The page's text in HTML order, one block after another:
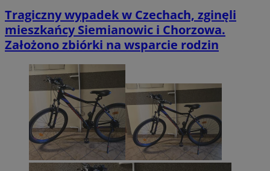
Tragiczny wypadek w Czechach, zginęli
mieszkańcy Siemianowic i Chorzowa.
Założono zbiórki na wsparcie rodzin